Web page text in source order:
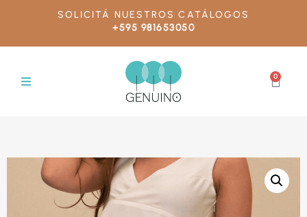
SOLICITÁ NUESTROS CATÁLOGOS
+595 981653050
0